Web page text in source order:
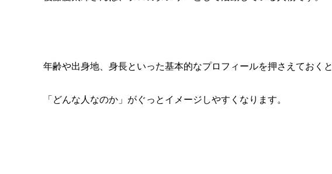
年齢や出身地、身長といった基本的なプロフィールを押さえておくと
「どんな人なのか」がぐっとイメージしやすくなります。